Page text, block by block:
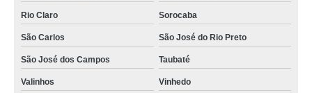
Rio Claro Sorocaba
São Carlos São José do Rio Preto
São José dos Campos Taubaté
Valinhos Vinhedo